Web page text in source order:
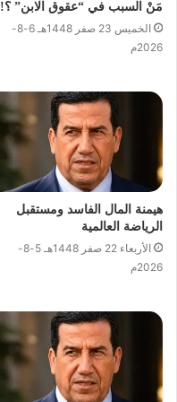
مَنْ السبب في “عقوق الابن” ؟!
الخميس 23 صفر 1448هـ 6-8-
2026م
هيمنة المال الفاسد ومستقبل
الرياضة العالمية
الأربعاء 22 صفر 1448هـ 5-8-
2026م